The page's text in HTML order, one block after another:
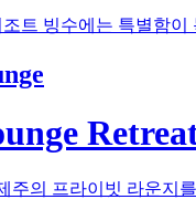
트 빙수에는 특별함이
주의 프라이빗 라운지